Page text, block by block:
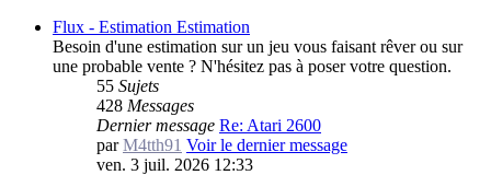
Flux - Estimation Estimation
Besoin d'une estimation sur un jeu vous faisant rêver ou sur
une probable vente ? N'hésitez pas à poser votre question.
55 Sujets
428 Messages
Dernier message Re: Atari 2600
parM4tth91 Voir le dernier message
ven. 3 juil. 2026 12:33